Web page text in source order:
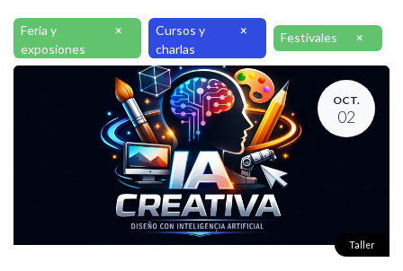
Feria y
exposiones
×
Cursos y
charlas
× Festivales ×
OCT.
02
Taller